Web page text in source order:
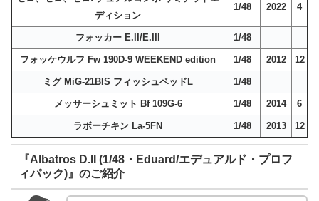
ディション
1/48 2022 4
フォッカー E.II/E.III 1/48
フォッケウルフ Fw 190D-9 WEEKEND edition 1/48 2012 12
ミグ MiG-21BIS フィッシュベッドL 1/48
メッサーシュミット Bf 109G-6 1/48 2014 6
ラボーチキン La-5FN 1/48 2013 12
『Albatros D.II (1/48・Eduard/エデュアルド・プロフ
ィパック)』のご紹介